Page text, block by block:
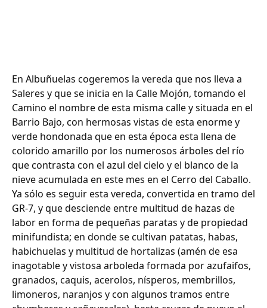
En Albuñuelas cogeremos la vereda que nos lleva a
Saleres y que se inicia en la Calle Mojón, tomando el
Camino el nombre de esta misma calle y situada en el
Barrio Bajo, con hermosas vistas de esta enorme y
verde hondonada que en esta época esta llena de
colorido amarillo por los numerosos árboles del río
que contrasta con el azul del cielo y el blanco de la
nieve acumulada en este mes en el Cerro del Caballo.
Ya sólo es seguir esta vereda, convertida en tramo del
GR-7, y que desciende entre multitud de hazas de
labor en forma de pequeñas paratas y de propiedad
minifundista; en donde se cultivan patatas, habas,
habichuelas y multitud de hortalizas (amén de esa
inagotable y vistosa arboleda formada por azufaifos,
granados, caquis, acerolos, nísperos, membrillos,
limoneros, naranjos y con algunos tramos entre